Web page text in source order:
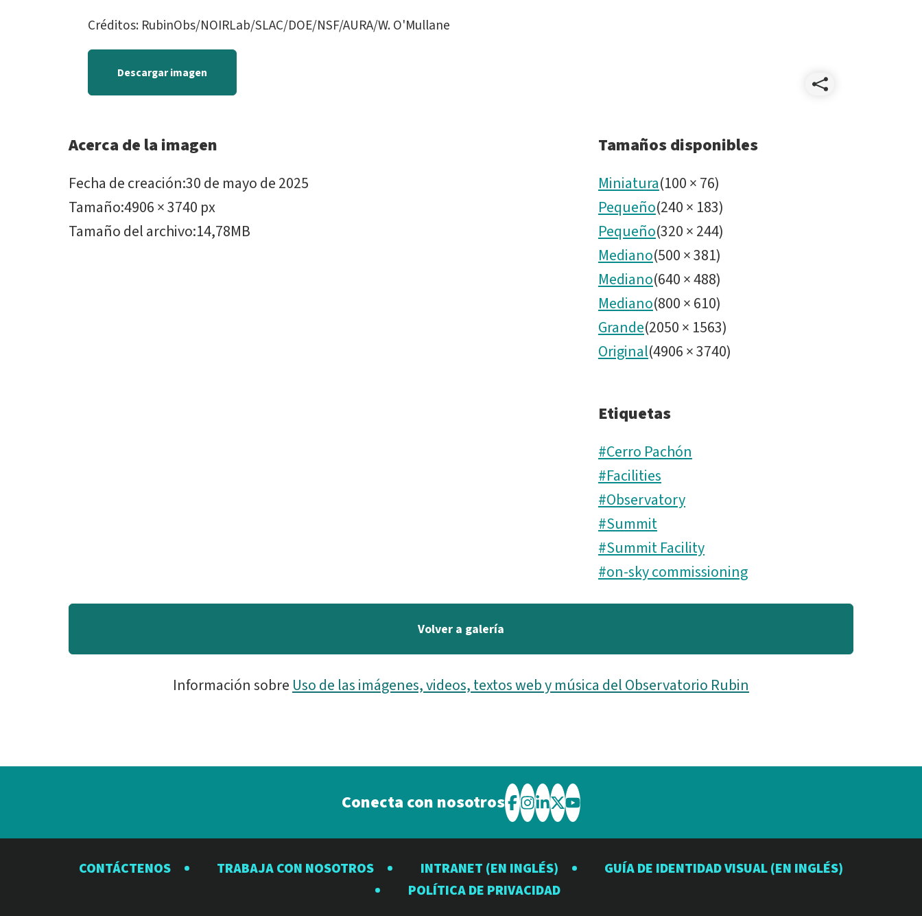
Créditos: RubinObs/NOIRLab/SLAC/DOE/NSF/AURA/W. O'Mullane
Descargar imagen
Acerca de la imagen
Fecha de creación:30 de mayo de 2025
Tamaño:4906 × 3740 px
Tamaño del archivo:14,78MB
Tamaños disponibles
Miniatura(100×76)
Pequeño(240× 183)
Pequeño(320×244)
Mediano(500×381)
Mediano(640×488)
Mediano(800×610)
Grande(2050× 1563)
Original(4906×3740)
Etiquetas
#Cerro Pachón
#Facilities
#Observatory
#Summit
#Summit Facility
#on-sky commissioning
Volver a galería
Información sobre Uso de las imágenes, videos, textos web y música del Observatorio Rubin
Conecta con nosotros Visite
el
Observatorio
Rubin
Visite
el
Observatorio
Rubin
Visite
el
Observatorio
Rubin
Visite
el
Observatorio
Rubin
Visite
el
Observatorio
CONTÁCTENOS TRABAJA CON NOSOTROS INTRANET (EN INGLÉS)
GUÍA DE IDENTIDAD VISUAL (EN INGLÉS)
POLÍTICA DE PRIVACIDAD